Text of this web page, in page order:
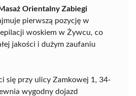
Orientalny Zabiegi
pierwszą pozycję w
woskiem w Żywcu, co
jakości i dużym zaufaniu
się przy ulicy Zamkowej 1, 34-
wygodny dojazd